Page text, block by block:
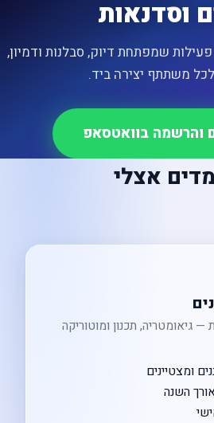
וסדנאות
פעילות שמפתחת דיוק, סבלנות ודמיון,
משתתף יצירה ביד.
והרשמה בוואטסאפ
אצלי
גיאומטריה, תכנון ומוטוריקה
ומצטיינים
השנה